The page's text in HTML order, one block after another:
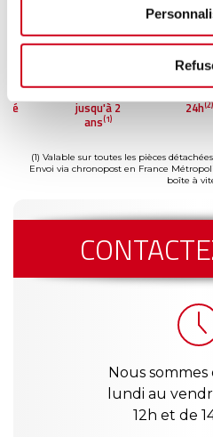
Garantie
jusqu'à 2
ans(1)
24h(2)
(1) Valable sur toutes les pièces
Envoi via chronopost en France
boîte à
Nous
lundi au
12h et de